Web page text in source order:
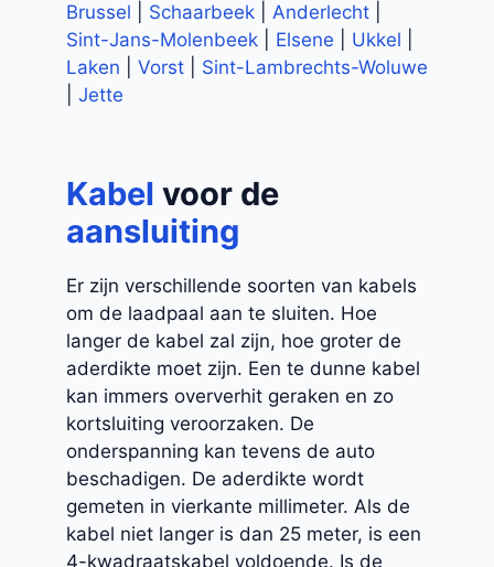
Brussel Schaarbeek Anderlecht
Sint-Jans-Molenbeek
Elsene Ukkel
Laken
Vorst
Sint-Lambrechts-Woluwe
Jette
Kabel voor de
aansluiting
Er zijn verschillende soorten van kabels
om de laadpaal aan te sluiten. Hoe
langer de kabel zal zijn, hoe groter de
aderdikte moet zijn. Een te dunne kabel
kan immers oververhit geraken en zo
kortsluiting veroorzaken. De
onderspanning kan tevens de auto
beschadigen. De aderdikte wordt
gemeten in vierkante millimeter. Als de
kabel niet langer is dan 25 meter, is een
4-kwadraatskabel voldoende. Is de